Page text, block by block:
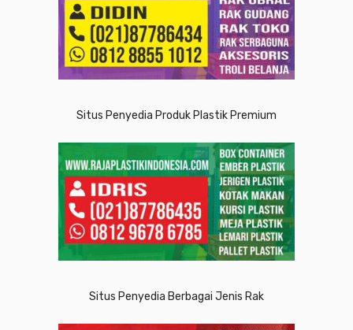
Situs Penyedia Produk Plastik Premium
Situs Penyedia Berbagai Jenis Rak